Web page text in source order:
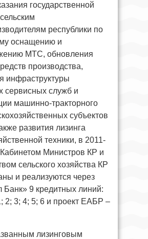
государственной
республики по
оснащению и
МТС, обновления
производства,
инфраструктуры
сервисных служб и
машинно-тракторного
субъектов
развития лизинга
техники, в 2011-
Министров КР и
сельского хозяйства КР
и реализуются через
9 кредитных линий:
2; 3; 4; 5; 6 и проект ЕАБР –
лизинговым